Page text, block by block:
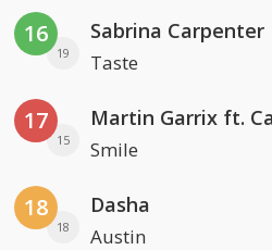
16
19
Sabrina Carpenter
Taste
17
15
Martin Garrix ft.
Smile
18
18
Dasha
Austin